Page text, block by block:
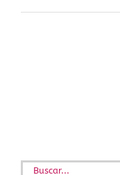
Buscar: